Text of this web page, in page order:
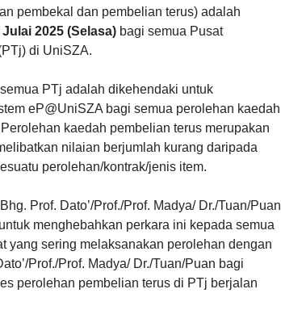
pembekal dan pembelian terus) adalah
Julai 2025 (Selasa) bagi semua Pusat
di UniSZA.
PTj adalah dikehendaki untuk
eP@UniSZA bagi semua perolehan kaedah
kaedah pembelian terus merupakan
nilaian berjumlah kurang daripada
perolehan/kontrak/jenis item.
Prof. Dato’/Prof./Prof. Madya/ Dr./Tuan/Puan
menghebahkan perkara ini kepada semua
yang sering melaksanakan perolehan dengan
Prof./Prof. Madya/ Dr./Tuan/Puan bagi
perolehan pembelian terus di PTj berjalan